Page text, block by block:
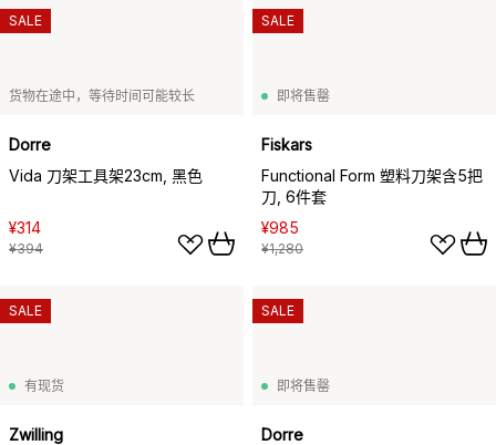
货物在途中，等待时间可能较长
Dorre
Vida 刀架工具架23cm, 黑色
¥314
¥394
SALE
即将售罄
Fiskars
Functional Form 塑料刀架含5把
刀, 6件套
¥985
¥1,280
SALE
有现货
Zwilling
SALE
即将售罄
Dorre
SALE